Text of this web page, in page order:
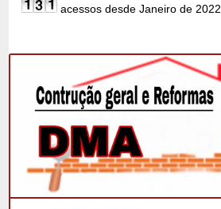
acessos desde Janeiro de 2022.